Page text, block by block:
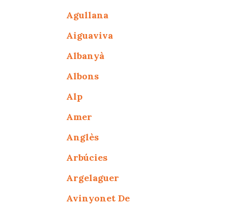
Agullana
Aiguaviva
Albanyà
Albons
Alp
Amer
Anglès
Arbúcies
Argelaguer
Avinyonet De